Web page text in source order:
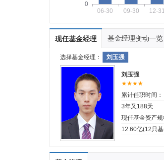
0
06-30 09-30 12-31
现任基金经理 基金经理变动一览
选择基金经理： 刘玉强
刘玉强
★★★★
累计任职时间：
3年又188天
现任基金资产规
12.60亿(12只